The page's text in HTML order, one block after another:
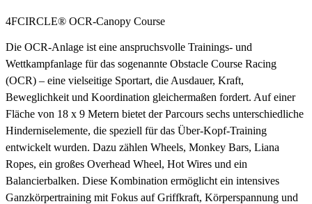
4FCIRCLE® OCR-Canopy Course
Die OCR-Anlage ist eine anspruchsvolle Trainings- und
Wettkampfanlage für das sogenannte Obstacle Course Racing
(OCR) – eine vielseitige Sportart, die Ausdauer, Kraft,
Beweglichkeit und Koordination gleichermaßen fordert. Auf einer
Fläche von 18 x 9 Metern bietet der Parcours sechs unterschiedliche
Hinderniselemente, die speziell für das Über-Kopf-Training
entwickelt wurden. Dazu zählen Wheels, Monkey Bars, Liana
Ropes, ein großes Overhead Wheel, Hot Wires und ein
Balancierbalken. Diese Kombination ermöglicht ein intensives
Ganzkörpertraining mit Fokus auf Griffkraft, Körperspannung und